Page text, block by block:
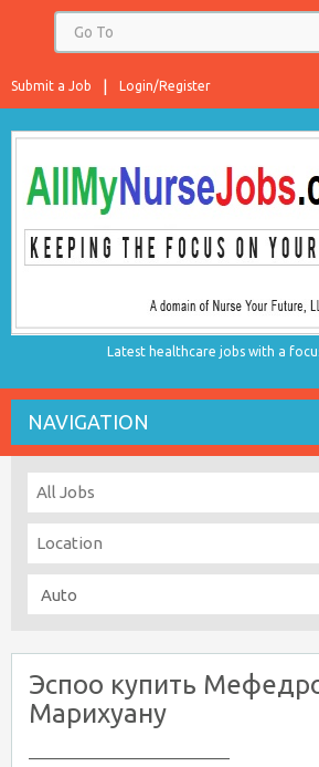
Login/Register
Submit a Job
Latest healthcare jobs with a
NAVIGATION
Эспоо купить
Марихуану